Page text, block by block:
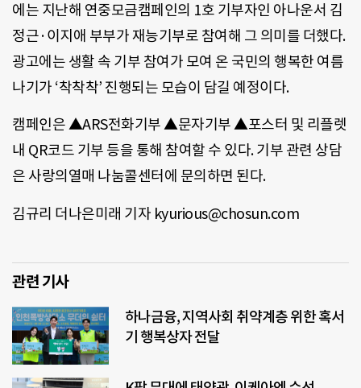
에는 지난해 연중모금캠페인의 1호 기부자인 아나운서 김
정근·이지애 부부가 재능기부로 참여해 그 의미를 더했다.
광고에는 생활 속 기부 참여가 모여 온 국민의 행복한 여름
나기가 ‘착착착’ 진행되는 모습이 담길 예정이다.
캠페인은 ▲ARS전화기부 ▲문자기부 ▲포스터 및 리플렛
내 QR코드 기부 등을 통해 참여할 수 있다. 기부 관련 상담
은 사랑의열매 나눔콜센터에 문의하면 된다.
김규리 더나은미래 기자 kyurious@chosun.com
관련 기사
하나금융, 지역사회 취약계층 위한 혹서
기 행복상자 전달